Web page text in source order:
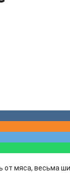
от мяса, весьма